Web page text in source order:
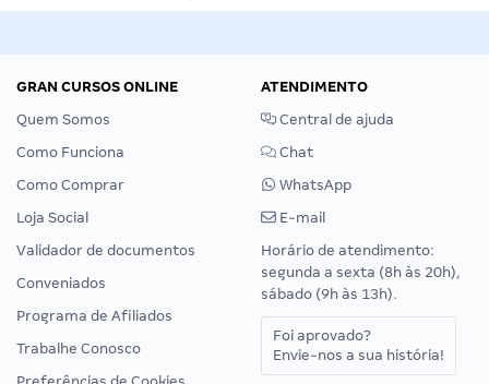
GRAN CURSOS ONLINE
Quem Somos
Como Funciona
Como Comprar
Loja Social
Validador de documentos
Conveniados
Programa de Afiliados
Trabalhe Conosco
ATENDIMENTO
Central de ajuda
Chat
WhatsApp
E-mail
Horário de atendimento:
segunda a sexta (8h às 20h),
sábado (9h às 13h).
Foi aprovado?
Envie-nos a sua história!